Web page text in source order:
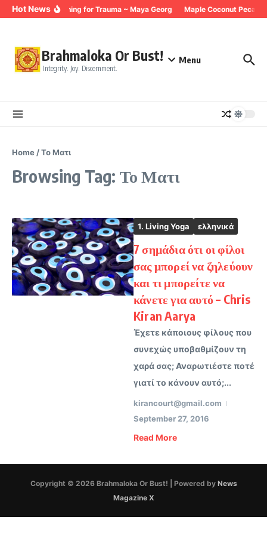
Skip to content
Hot NewsBreathing for Trauma ~ Maya Georg Maple Coconut Pecan
Brahmaloka Or Bust!
Integrity. Joy. Discernment.
Menu
Home /Το Ματι
Browsing Tag: Το Ματι
1. Living Yoga ελληνικά
7 σημάδια ότι οι φίλοι
σας μπορεί να ζηλεύουν
και τι μπορείτε να
κάνετε για αυτό – Chris
Kiran Aarya
Έχετε κάποιους φίλους που
συνεχώς υποβαθμίζουν τη
χαρά σας; Αναρωτιέστε ποτέ
γιατί το κάνουν αυτό;...
kirancourt@gmail.com
September 27, 2016
Read More
Copyright © 2026 Brahmaloka Or Bust! | Powered by News
Magazine X